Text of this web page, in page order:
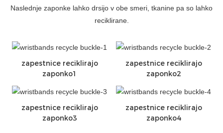
Naslednje zaponke lahko drsijo v obe smeri, tkanine pa so lahko
reciklirane.
zapestnice reciklirajo
zaponko1
zapestnice reciklirajo
zaponko2
zapestnice reciklirajo
zaponko3
zapestnice reciklirajo
zaponko4